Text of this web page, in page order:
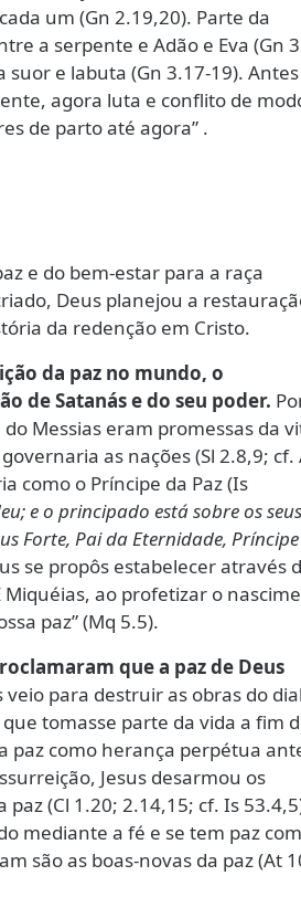
um (Gn 2.19,20). Parte da
a serpente e Adão e Eva (Gn
e labuta (Gn 3.17-19). Antes
agora luta e conflito de
de parto até agora” .
e do bem-estar para a raça
Deus planejou a
da redenção em Cristo.
da paz no mundo, o
de Satanás e do seu poder.
Messias eram promessas da
as nações (Sl 2.8,9; cf.
como o Príncipe da Paz (Is
e o principado está sobre os seus
Forte, Pai da Eternidade,
se propôs estabelecer através
Miquéias, ao profetizar o
paz” (Mq 5.5).
que a paz de Deus
veio para destruir as obras do
tomasse parte da vida a fim
paz como herança perpétua
Jesus desarmou os
(Cl 1.20; 2.14,15; cf. Is
mediante a fé e se tem paz com
são as boas-novas da paz (At